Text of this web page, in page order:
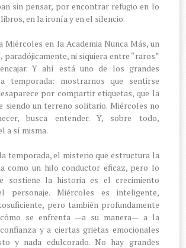
sin pensar, por encontrar refugio en lo
en la ironía y en el silencio.
Miércoles en la Academia Nunca Más, un
paradójicamente, ni siquiera entre “raros”
Y ahí está uno de los grandes
temporada: mostrarnos que sentirse
por compartir etiquetas, que la
siendo un terreno solitario. Miércoles no
busca entender. Y, sobre todo,
a sí misma.
temporada, el misterio que estructura la
como un hilo conductor eficaz, pero lo
sostiene la historia es el crecimiento
personaje. Miércoles es inteligente,
pero también profundamente
se enfrenta —a su manera— a la
y a ciertas grietas emocionales
y nada edulcorado. No hay grandes